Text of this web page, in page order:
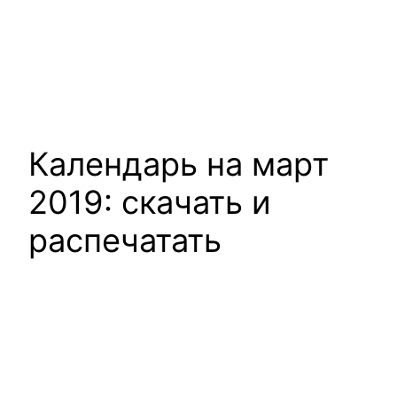
Календарь на март
2019: скачать и
распечатать